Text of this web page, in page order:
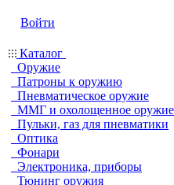
Войти
Каталог
Оружие
Патроны к оружию
Пневматическое оружие
ММГ и охолощенное оружие
Пульки, газ для пневматики
Оптика
Фонари
Электроника, приборы
Тюнинг оружия